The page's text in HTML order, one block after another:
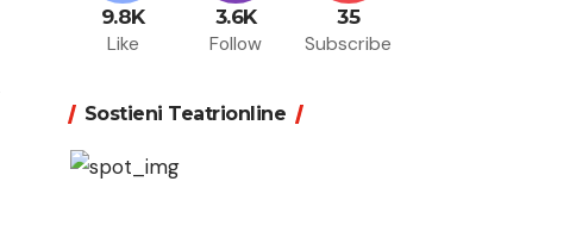
9.8K
Like
3.6K
Follow
35
Subscribe
Sostieni Teatrionline